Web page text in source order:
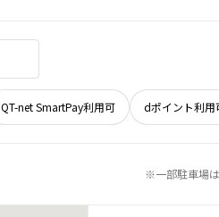
QT-net SmartPay利用可 dポイント利用
※一部駐車場